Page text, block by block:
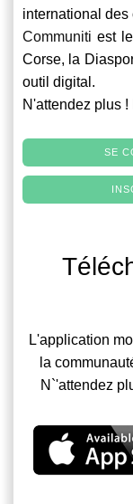
international des
Communiti est
Corse, la
outil digital.
N'attendez plus
SE
L'application
la
N`'attendez